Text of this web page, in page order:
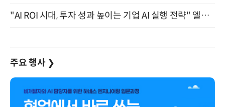
"AI ROI 시대, 투자 성과 높이는 기업 AI 실행 전략" 엘타워 6층 (9월 18일)
주요 행사 ❯